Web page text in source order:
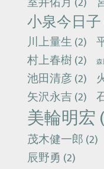
小泉今日子
川上量生(2)
村上春樹(2)
池田清彦(2)
矢沢永吉(2)
美輪明宏
茂木健一郎(2)
辰野勇 (2)